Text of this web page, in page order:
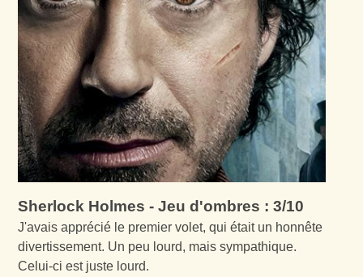
Sherlock Holmes - Jeu d'ombres : 3/10
J'avais apprécié le premier volet, qui était un honnête
divertissement. Un peu lourd, mais sympathique.
Celui-ci est juste lourd.